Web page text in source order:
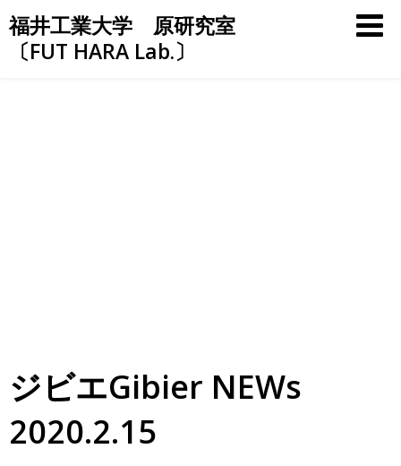
Skip
to
content
福井工業大学 原研究室
〔FUT HARA Lab.〕
ジビエGibier NEWs
2020.2.15